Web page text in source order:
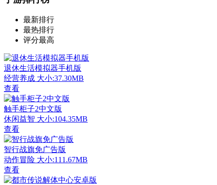
最新排行
最热排行
评分最高
退休生活模拟器手机版
经营养成 大小:37.30MB
查看
触手柜子2中文版
休闲益智 大小:104.35MB
查看
智行战旗免广告版
动作冒险 大小:111.67MB
查看